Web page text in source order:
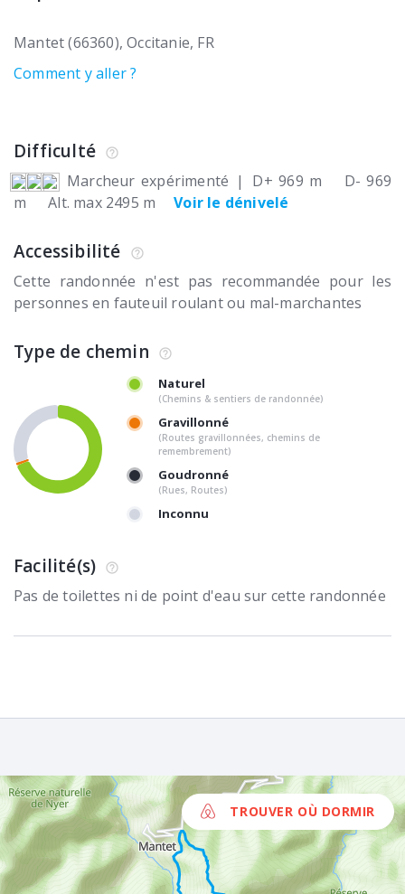
Mantet (66360) Occitanie FR
Comment y aller ?
Difficulté
Marcheur expérimenté | D+ 969 m
D- 969
m
Alt. max 2495 m Voir le dénivelé
Accessibilité
Cette randonnée n'est pas recommandée pour les
personnes en fauteuil roulant ou mal-marchantes
Type de chemin
Naturel
(Chemins & sentiers de randonnée)
Gravillonné
(Routes gravillonnées, chemins de
remembrement)
Goudronné
(Rues, Routes)
Inconnu
Facilité(s)
Pas de toilettes ni de point d'eau sur cette randonnée
TROUVER OÙ DORMIR